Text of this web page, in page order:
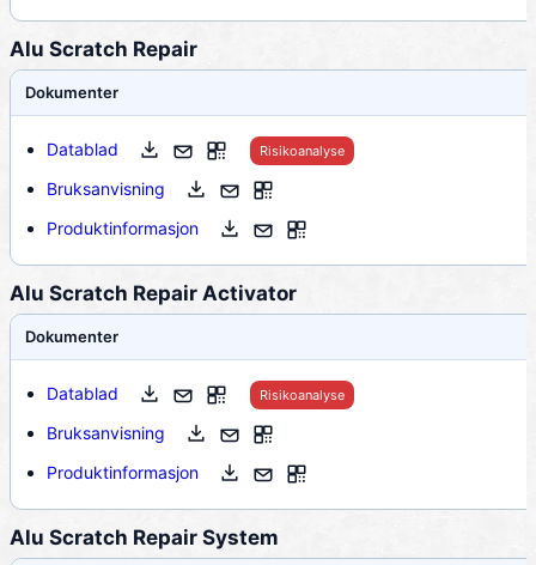
Alu Scratch Repair
Dokumenter
Datablad Risikoanalyse
Bruksanvisning
Produktinformasjon
Alu Scratch Repair Activator
Dokumenter
Datablad Risikoanalyse
Bruksanvisning
Produktinformasjon
Alu Scratch Repair System